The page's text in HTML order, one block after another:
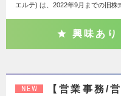
エルテ) は、2022年9月までの旧株
興味あり
NEW
【営業事務/